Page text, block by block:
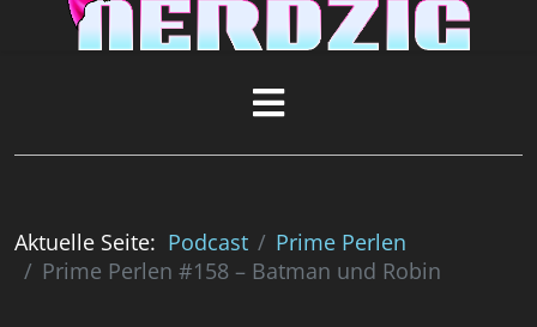
Aktuelle Seite: Podcast
Prime Perlen
Prime Perlen #158 – Batman und Robin